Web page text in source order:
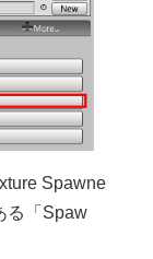
Spawne
る「Spaw